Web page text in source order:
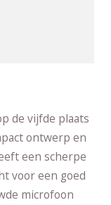
de vijfde plaats
ontwerp en
een scherpe
voor een goed
microfoon